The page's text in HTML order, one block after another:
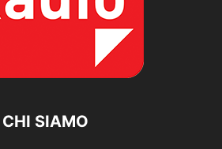
CHI SIAMO